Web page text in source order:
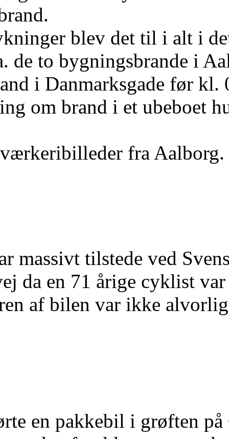
blev det til i alt i
de to bygningsbrande i
i Danmarksgade før kl.
om brand i et ubeboet
fra Aalborg.
massivt tilstede ved
da en 71 årige cyklist
af bilen var ikke
en pakkebil i grøften